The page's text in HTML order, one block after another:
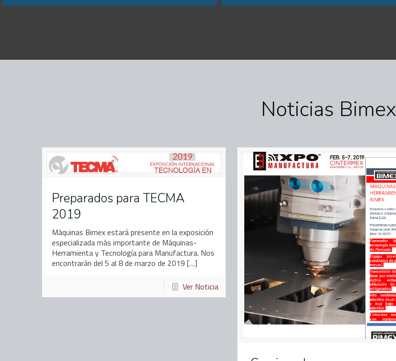
Noticias Bimex
Preparados para TECMA
2019
Máquinas Bimex estará presente en la exposición
especializada más importante de Máquinas-
Herramienta y Tecnología para Manufactura. Nos
encontrarán del 5 al 8 de marzo de 2019 […]
Ver Noticia